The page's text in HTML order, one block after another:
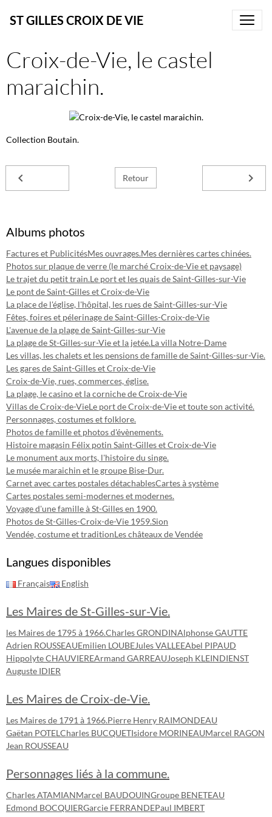
ST GILLES CROIX DE VIE
Croix-de-Vie, le castel
maraichin.
Collection Boutain.
Retour
Albums photos
Factures et PublicitésMes ouvrages.Mes dernières cartes chinées.
Photos sur plaque de verre (le marché Croix-de-Vie et paysage)
Le trajet du petit train.Le port et les quais de Saint-Gilles-sur-Vie
Le pont de Saint-Gilles et Croix-de-Vie
La place de l'église, l'hôpital, les rues de Saint-Gilles-sur-Vie
Fêtes, foires et pélerinage de Saint-Gilles-Croix-de-Vie
L'avenue de la plage de Saint-Gilles-sur-Vie
La plage de St-Gilles-sur-Vie et la jetée.La villa Notre-Dame
Les villas, les chalets et les pensions de famille de Saint-Gilles-sur-Vie.
Les gares de Saint-Gilles et Croix-de-Vie
Croix-de-Vie, rues, commerces, église.
La plage, le casino et la corniche de Croix-de-Vie
Villas de Croix-de-VieLe port de Croix-de-Vie et toute son activité.
Personnages, costumes et folklore.
Photos de famille et photos d'évènements.
Histoire magasin Félix potin Saint-Gilles et Croix-de-Vie
Le monument aux morts, l'histoire du singe.
Le musée maraichin et le groupe Bise-Dur.
Carnet avec cartes postales détachablesCartes à système
Cartes postales semi-modernes et modernes.
Voyage d'une famille à St-Gilles en 1900.
Photos de St-Gilles-Croix-de-Vie 1959.Sion
Vendée, costume et traditionLes châteaux de Vendée
Langues disponibles
Français English
Les Maires de St-Gilles-sur-Vie.
les Maires de 1795 à 1966.Charles GRONDINAlphonse GAUTTE
Adrien ROUSSEAUEmilien LOUBEJules VALLEEAbel PIPAUD
Hippolyte CHAUVIEREArmand GARREAUJoseph KLEINDIENST
Auguste IDIER
Les Maires de Croix-de-Vie.
Les Maires de 1791 à 1966.Pierre Henry RAIMONDEAU
Gaëtan POTEL Charles BUCQUETIsidore MORINEAUMarcel RAGON
Jean ROUSSEAU
Personnages liés à la commune.
Charles ATAMIANMarcel BAUDOUINGroupe BENETEAU
Edmond BOCQUIERGarcie FERRANDEPaul IMBERT